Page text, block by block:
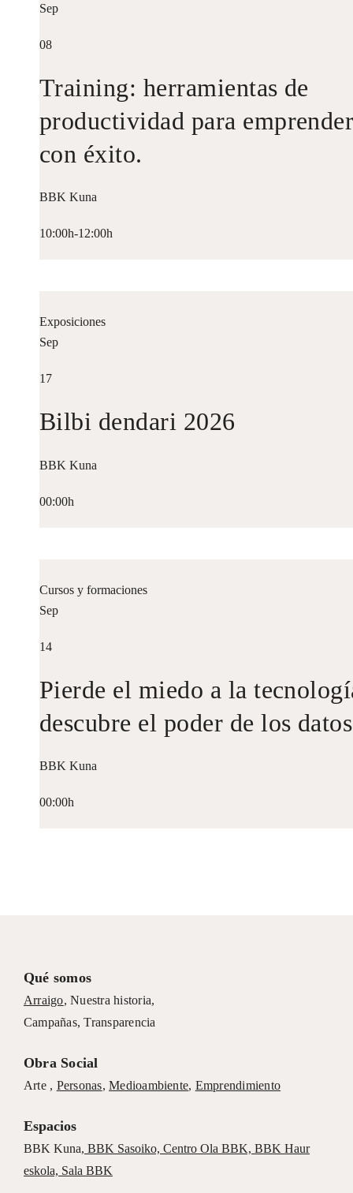
Sep
08
Training: herramientas de
productividad para
con éxito.
BBK Kuna
10:00h-12:00h
Exposiciones
Sep
17
Bilbi dendari 2026
BBK Kuna
00:00h
Cursos y formaciones
Sep
14
Pierde el miedo a la
descubre el poder de los datos
BBK Kuna
00:00h
Qué somos
Arraigo,Nuestra historia,
Campañas, Transparencia
Obra Social
Arte , Personas,Medioambiente, Emprendimiento
Espacios
BBK Kuna, BBK Sasoiko, Centro Ola BBK, BBK Haur
eskola, Sala BBK